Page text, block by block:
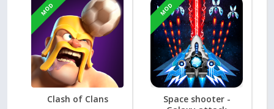
MOD
Clash of Clans
MOD
Space shooter -